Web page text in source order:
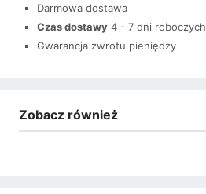
Darmowa dostawa
Czas dostawy 4 - 7 dni roboczych
Gwarancja zwrotu pieniędzy
Zobacz również